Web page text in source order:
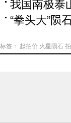
我国南极泰
“拳头大”陨
标签： 起拍价 火星陨石